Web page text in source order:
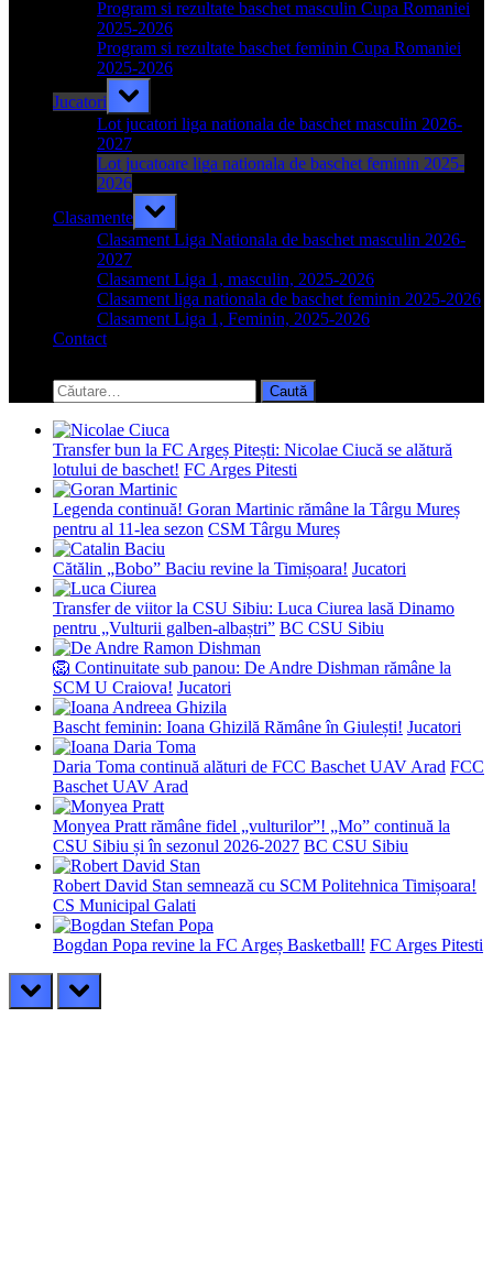
menu
Program si rezultate baschet masculin Cupa Romaniei
2025-2026
Program si rezultate baschet feminin Cupa Romaniei
2025-2026
Jucatori
Toggle
sub-
menu
Lot jucatori liga nationala de baschet masculin 2026-
2027
Lot jucatoare liga nationala de baschet feminin 2025-
2026
Clasamente
Toggle
sub-
menu
Clasament Liga Nationala de baschet masculin 2026-
2027
Clasament Liga 1, masculin, 2025-2026
Clasament liga nationala de baschet feminin 2025-2026
Clasament Liga 1, Feminin, 2025-2026
Contact
search
form
Caută
după:
Transfer bun la FC Argeș Pitești: Nicolae Ciucă se alătură
lotului de baschet! FC Arges Pitesti
Legenda continuă! Goran Martinic rămâne la Târgu Mureș
pentru al 11-lea sezon CSM Târgu Mureș
Cătălin „Bobo” Baciu revine la Timișoara! Jucatori
Transfer de viitor la CSU Sibiu: Luca Ciurea lasă Dinamo
pentru „Vulturii galben-albaștri” BC CSU Sibiu
🦁 Continuitate sub panou: De Andre Dishman rămâne la
SCM U Craiova! Jucatori
Bascht feminin: Ioana Ghizilă Rămâne în Giulești! Jucatori
Daria Toma continuă alături de FCC Baschet UAV Arad FCC
Baschet UAV Arad
Monyea Pratt rămâne fidel „vulturilor”! „Mo” continuă la
CSU Sibiu și în sezonul 2026-2027 BC CSU Sibiu
Robert David Stan semnează cu SCM Politehnica Timișoara!
CS Municipal Galati
Bogdan Popa revine la FC Argeș Basketball! FC Arges Pitesti
prev next